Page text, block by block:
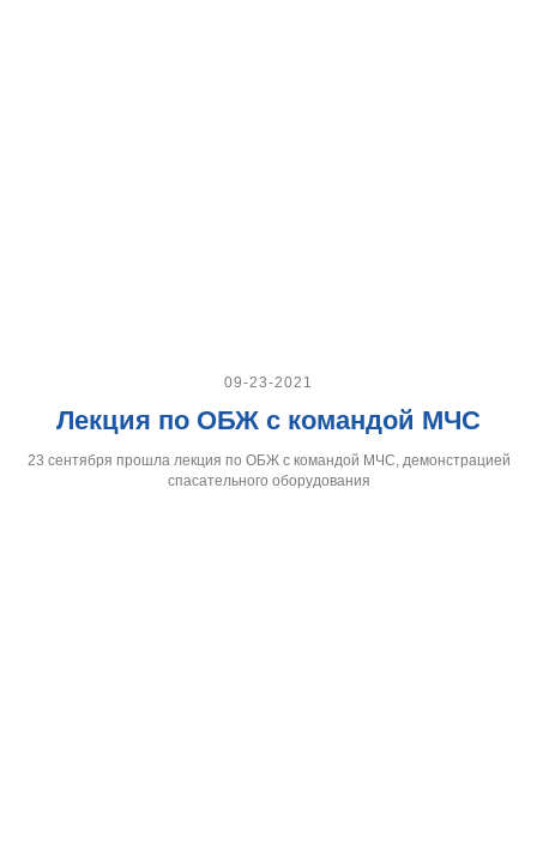
09-23-2021
Лекция по ОБЖ с командой МЧС
23 сентября прошла лекция по ОБЖ с командой МЧС, демонстрацией
спасательного оборудования